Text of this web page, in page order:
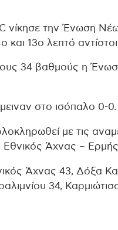
νίκησε την Ένωση
13ο λεπτό
34 βαθμούς η Ένωση
στο ισόπαλο 0-0.
με τις
Εθνικός Άχνας –
Άχνας 43, Δόξα
34,